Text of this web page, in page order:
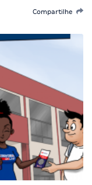
Compartilhe